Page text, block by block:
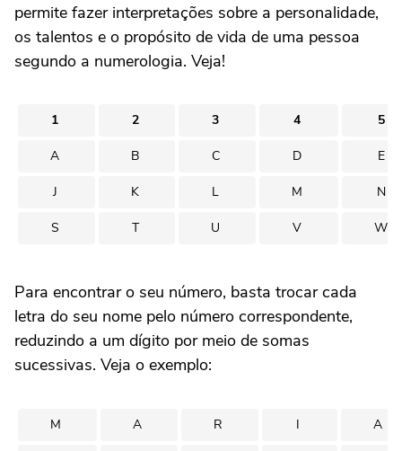
permite fazer interpretações sobre a personalidade,
os talentos e o propósito de vida de uma pessoa
segundo a numerologia. Veja!
1 2 3 4 5
A B C D E
J K L M N
S T U V W
Para encontrar o seu número, basta trocar cada
letra do seu nome pelo número correspondente,
reduzindo a um dígito por meio de somas
sucessivas. Veja o exemplo:
M A R I A